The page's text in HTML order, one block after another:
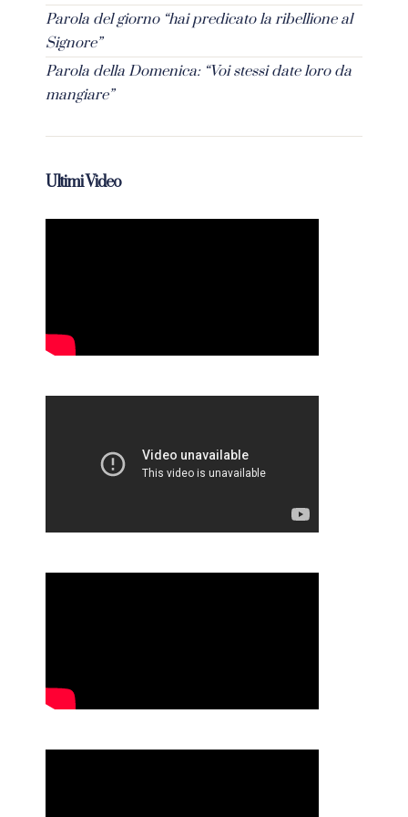
Parola del giorno “hai predicato la ribellione al
Signore”
Parola della Domenica: “Voi stessi date loro da
mangiare”
Ultimi Video